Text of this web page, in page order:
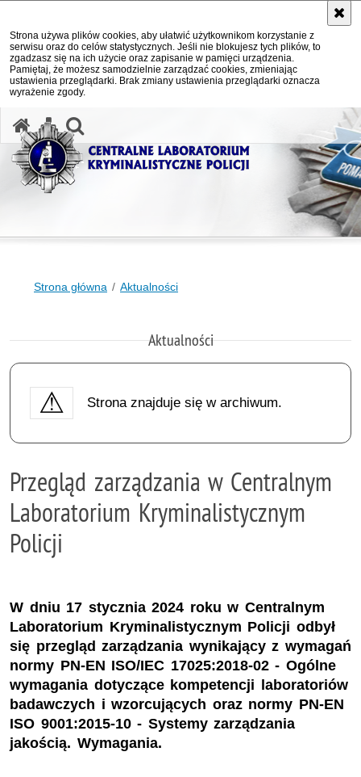
Strona używa plików cookies, aby ułatwić użytkownikom korzystanie z
serwisu oraz do celów statystycznych. Jeśli nie blokujesz tych plików, to
zgadzasz się na ich użycie oraz zapisanie w pamięci urządzenia.
Pamiętaj, że możesz samodzielnie zarządzać cookies, zmieniając
ustawienia przeglądarki. Brak zmiany ustawienia przeglądarki oznacza
wyrażenie zgody.
Strona główna Aktualności
Aktualności
Strona znajduje się w archiwum.
Przegląd zarządzania w Centralnym
Laboratorium Kryminalistycznym
Policji
W dniu 17 stycznia 2024 roku w Centralnym
Laboratorium Kryminalistycznym Policji odbył
się przegląd zarządzania wynikający z wymagań
normy PN-EN ISO/IEC 17025:2018-02 - Ogólne
wymagania dotyczące kompetencji laboratoriów
badawczych i wzorcujących oraz normy PN-EN
ISO 9001:2015-10 - Systemy zarządzania
jakością. Wymagania.